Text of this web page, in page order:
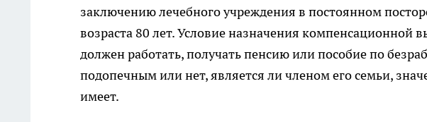
заключению лечебного учреждения в постоянном
возраста 80 лет. Условие назначения
должен работать, получать пенсию или пособие по
подопечным или нет, является ли членом его семьи,
имеет.